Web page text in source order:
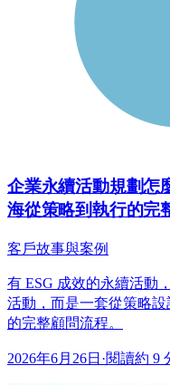
企業永續活動規劃怎
海從策略到執行的完
客戶故事與案例
有 ESG 成效的永續活動
活動，而是一套從策略
的完整顧問流程。
2026年6月26日 ·閱讀約 9